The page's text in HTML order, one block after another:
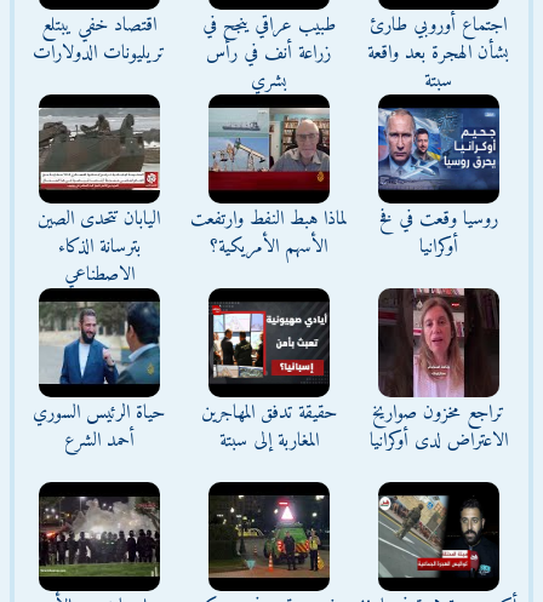
اجتماع أوروبي طارئ
بشأن الهجرة بعد واقعة
سبتة
طبيب عراقي ينجح في
زراعة أنف في رأس
بشري
اقتصاد خفي يبتلع
تريليونات الدولارات
روسيا وقعت في فخ
أوكرانيا
لماذا هبط النفط وارتفعت
الأسهم الأمريكية؟
اليابان تتحدى الصين
بترسانة الذكاء
الاصطناعي
تراجع مخزون صواريخ
الاعتراض لدى أوكرانيا
حقيقة تدفق المهاجرين
المغاربة إلى سبتة
حياة الرئيس السوري
أحمد الشرع